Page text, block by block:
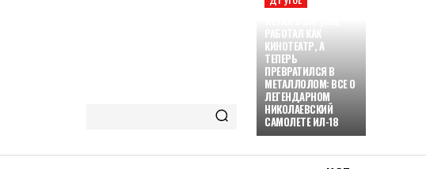
РАБОТАЛ КАК
КИНОТЕАТР, А
ТЕПЕРЬ
ПРЕВРАТИЛСЯ В
МЕТАЛЛОЛОМ: ВСЕ О
ЛЕГЕНДАРНОМ
НИКОЛАЕВСКИЙ
САМОЛЕТЕ ИЛ-18